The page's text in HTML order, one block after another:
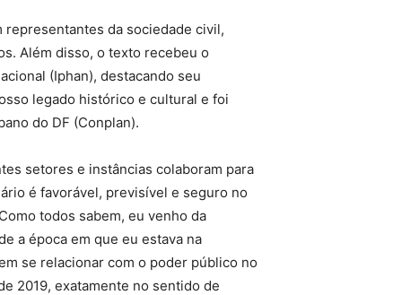
da sociedade civil,
Além disso, o texto recebeu o
(Iphan), destacando seu
legado histórico e cultural e foi
do DF (Conplan).
setores e instâncias colaboram para
é favorável, previsível e seguro no
todos sabem, eu venho da
a época em que eu estava na
se relacionar com o poder público no
2019, exatamente no sentido de